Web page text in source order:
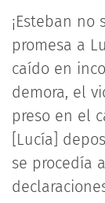
¡Esteban
promesa a
caído en
demora, el
preso en el
[Lucía]
se procedía